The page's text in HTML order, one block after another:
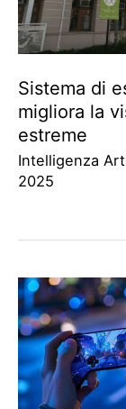
Sistema di
migliora la
estreme
Intelligenza
2025